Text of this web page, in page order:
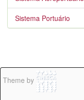
Sistema Portuário
Theme by